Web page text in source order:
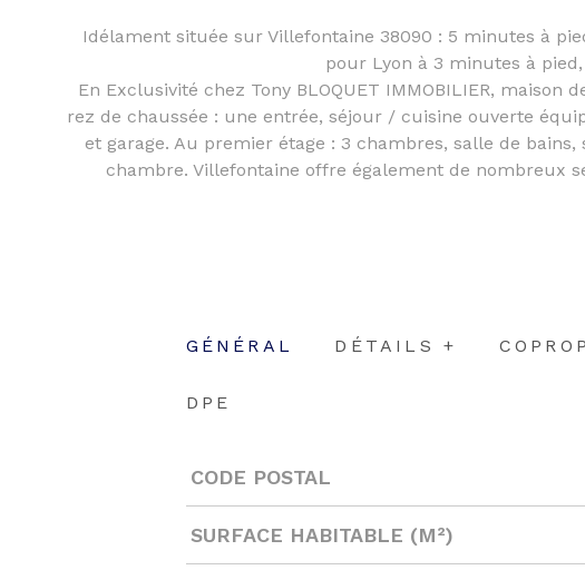
Idélament située sur Villefontaine 38090 : 5 minutes à
pour Lyon à 3 minutes à
En Exclusivité chez Tony BLOQUET IMMOBILIER,
rez de chaussée : une entrée, séjour / cuisine ouverte
et garage. Au premier étage : 3 chambres, salle de
chambre. Villefontaine offre également de nombreux
GÉNÉRAL DÉTAILS +
DPE
Caractérisque Valeurs
CODE POSTAL
SURFACE HABITABLE (M²)